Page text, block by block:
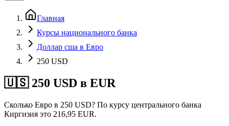
Главная
Курсы национального банка
Доллар сша в Евро
250 USD
🇺🇸 250 USD в EUR
Сколько Евро в 250 USD? По курсу центрального банка
Киргизия это 216,95 EUR.